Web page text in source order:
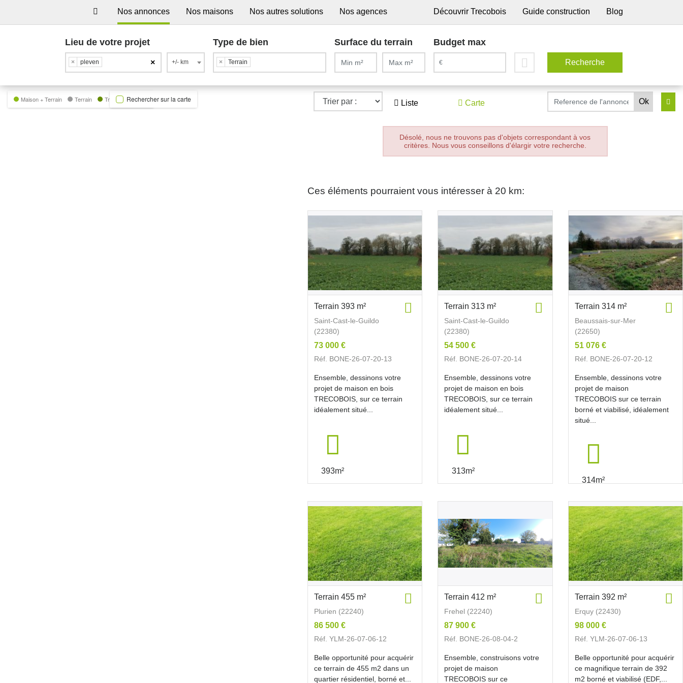
Nos annonces Nos maisons Nos autres solutions Nos agences Découvrir Trecobois Guide construction Blog
Lieu de votre projet
×
× pleven +/- km
Type de bien
× Terrain
Surface du terrain Budget max
Liste Carte
Maison + Terrain Terrain Trecobat GreenRechercher sur la carte
Désolé, nous ne trouvons pas d'objets correspondant à vos
critères. Nous vous conseillons d'élargir votre recherche.
Ces éléments pourraient vous intéresser à 20 km:
Terrain 393 m²
Saint-Cast-le-Guildo
(22380)
73 000 €
Réf. BONE-26-07-20-13
Ensemble, dessinons votre
projet de maison en bois
TRECOBOIS, sur ce terrain
idéalement situé...
393m²
Terrain 313 m²
Saint-Cast-le-Guildo
(22380)
54 500 €
Réf. BONE-26-07-20-14
Ensemble, dessinons votre
projet de maison en bois
TRECOBOIS, sur ce terrain
idéalement situé...
313m²
Terrain 314 m²
Beaussais-sur-Mer
(22650)
51 076 €
Réf. BONE-26-07-20-12
Ensemble, dessinons votre
projet de maison
TRECOBOIS sur ce terrain
borné et viabilisé, idéalement
situé...
314m²
Terrain 455 m²
Plurien (22240)
86 500 €
Réf. YLM-26-07-06-12
Belle opportunité pour acquérir
ce terrain de 455 m2 dans un
quartier résidentiel, borné et...
Terrain 412 m²
Frehel (22240)
87 900 €
Réf. BONE-26-08-04-2
Ensemble, construisons votre
projet de maison
TRECOBOIS sur ce
Terrain 392 m²
Erquy (22430)
98 000 €
Réf. YLM-26-07-06-13
Belle opportunité pour acquérir
ce magnifique terrain de 392
m2 borné et viabilisé (EDF,...